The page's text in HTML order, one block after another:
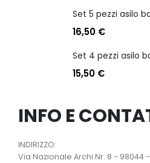
16,50 €
15,50 €
INFO E
INDIRIZZO:
Via Nazionale Archi Nr. 8 - 98044